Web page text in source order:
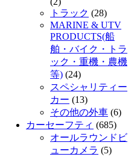
トラック (28)
MARINE & UTV
PRODUCTS(船
舶・バイク・トラ
ック・重機・農機
等) (24)
スペシャリティー
カー (13)
その他の外車 (6)
カーセーフティ (685)
オールラウンドビ
ューカメラ (5)